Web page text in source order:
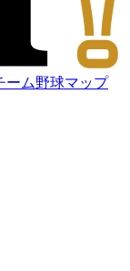
ーム野球マップ